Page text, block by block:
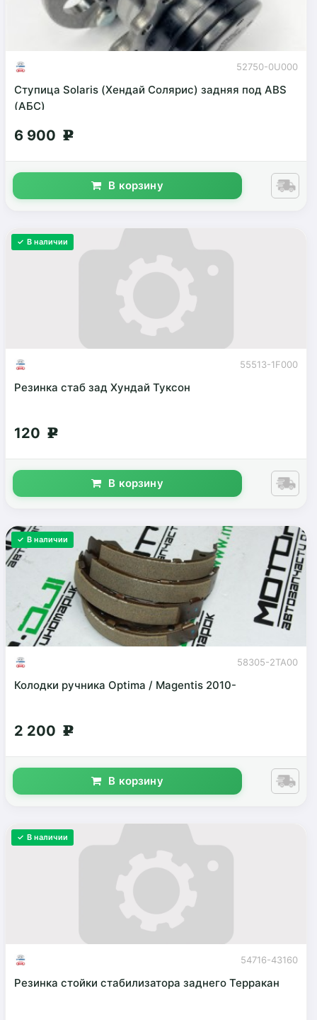
52750-0U000
Ступица Solaris (Хендай Солярис) задняя под ABS
(АБС)
6 900 g
В корзину
✓ В наличии
55513-1F000
Резинка стаб зад Хундай Туксон
120 g
В корзину
✓ В наличии
58305-2TA00
Колодки ручника Optima / Magentis 2010-
2 200 g
В корзину
✓ В наличии
54716-43160
Резинка стойки стабилизатора заднего Терракан